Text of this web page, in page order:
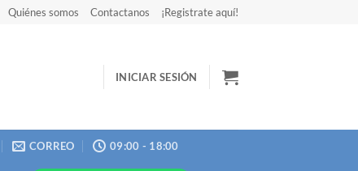
Quiénes somos Contactanos ¡Registrate aquí!
INICIAR SESIÓN
CORREO 09:00 - 18:00